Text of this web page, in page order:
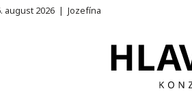
august 2026 | Jozefína